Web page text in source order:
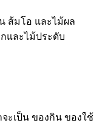
ส้มโอ และไม้ผล
และไม้ประดับ
ะเป็น ของกิน ของใช้